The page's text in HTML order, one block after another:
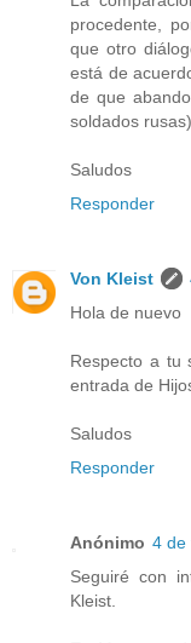
procedente,
que otro
está de
de que
soldados rusas).
Saludos
Responder
Von Kleist
Hola de nuevo
Respecto a tu
entrada de
Saludos
Responder
Anónimo 4 de
Seguiré con
Kleist.